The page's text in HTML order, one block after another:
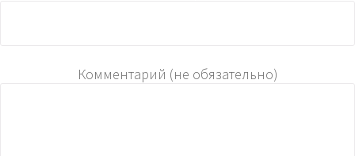
Комментарий (не обязательно)